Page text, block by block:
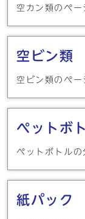
空カン類のペー
空ビン類
空ビン類のペー
ペットボ
ペットボトルの
紙パック